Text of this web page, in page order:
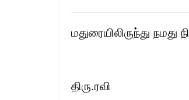
மதுரையிலிருந்து நமது
திரு.ரவி